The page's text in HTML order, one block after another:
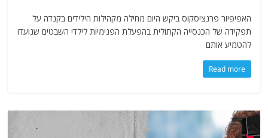
האפיפיור פרנציסקוס ביקש היום מחילה מקהילות הילידים בקנדה על
תפקידה של הכנסייה הקתולית בהפעלת הפנימיות לילדי השבטים שנועדו
להטמיע אותם
Read more